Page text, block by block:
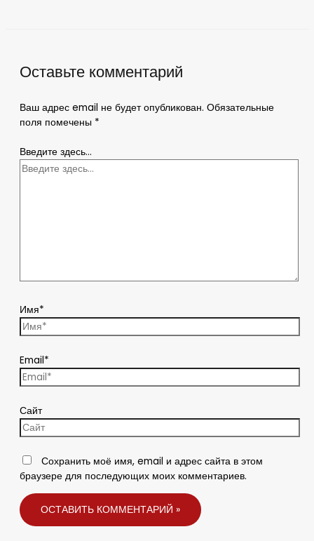
Оставьте комментарий
Ваш адрес email не будет опубликован. Обязательные
поля помечены *
Введите здесь...
Имя*
Email*
Сайт
Сохранить моё имя, email и адрес сайта в этом
браузере для последующих моих комментариев.